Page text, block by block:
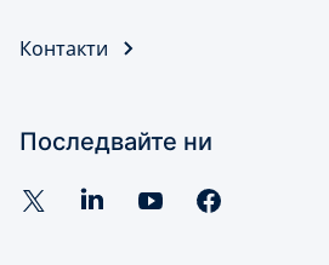
Контакти
Последвайте ни